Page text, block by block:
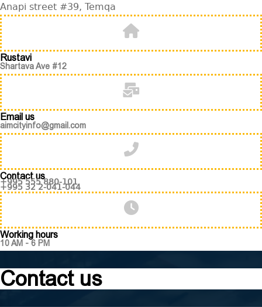
Anapi street #39, Temqa
Rustavi
Shartava Ave #12
Email us
aimcityinfo@gmail.com
Contact us
+995 555 880-101
+995 32 2-041-044
Working hours
10 AM - 6 PM
Contact us